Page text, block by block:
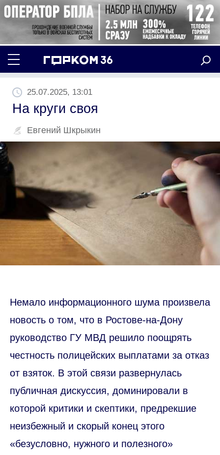
25.07.2025, 13:01
На круги своя
Евгений Шкрыкин
Немало информационного шума произвела
новость о том, что в Ростове-на-Дону
руководство ГУ МВД решило поощрять
честность полицейских выплатами за отказ
от взяток. В этой связи развернулась
публичная дискуссия, доминировали в
которой критики и скептики, предрекшие
неизбежный и скорый конец этого
«безусловно, нужного и полезного»